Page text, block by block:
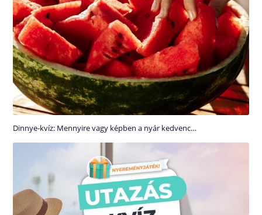
Dinnye-kvíz: Mennyire vagy képben a nyár kedvenc…